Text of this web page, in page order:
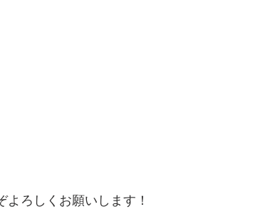
ろしくお願いします！